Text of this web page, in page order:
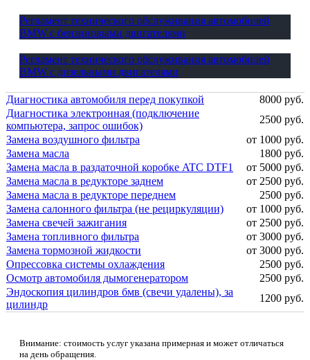
Регламент технического обслуживания автомобилей
BMW с бензиновыми двигателями
Регламент технического обслуживания автомобилей
BMW с дизельными двигателями
Диагностика автомобиля перед покупкой
8000 руб.
Диагностика электронная (подключение
компьютера, запрос ошибок)
2500 руб.
Замена воздушного фильтра
от 1000 руб.
Замена масла
1800 руб.
Замена масла в раздаточной коробке ATC DTF1
от 5000 руб.
Замена масла в редукторе заднем
от 2500 руб.
Замена масла в редукторе переднем
2500 руб.
Замена салонного фильтра (не рециркуляции)
от 1000 руб.
Замена свечей зажигания
от 2500 руб.
Замена топливного фильтра
от 3000 руб.
Замена тормозной жидкости
от 3000 руб.
Опрессовка системы охлаждения
2500 руб.
Осмотр автомобиля дымогенератором
2500 руб.
Эндоскопия цилиндров бмв (свечи удалены), за
цилиндр
1200 руб.
Внимание: стоимость услуг указана примерная и может отличаться
на день обращения.